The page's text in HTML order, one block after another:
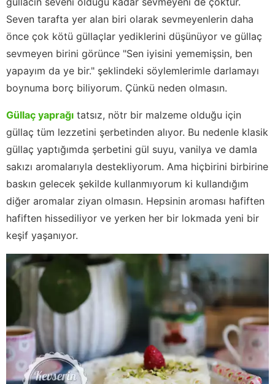
Seven tarafta yer alan biri olarak sevmeyenlerin daha
önce çok kötü güllaçlar yediklerini düşünüyor ve güllaç
sevmeyen birini görünce "Sen iyisini yememişsin, ben
yapayım da ye bir." şeklindeki söylemlerimle darlamayı
boynuma borç biliyorum. Çünkü neden olmasın.
Güllaç yaprağı tatsız, nötr bir malzeme olduğu için
güllaç tüm lezzetini şerbetinden alıyor. Bu nedenle klasik
güllaç yaptığımda şerbetini gül suyu, vanilya ve damla
sakızı aromalarıyla destekliyorum. Ama hiçbirini birbirine
baskın gelecek şekilde kullanmıyorum ki kullandığım
diğer aromalar ziyan olmasın. Hepsinin aroması hafiften
hafiften hissediliyor ve yerken her bir lokmada yeni bir
keşif yaşanıyor.